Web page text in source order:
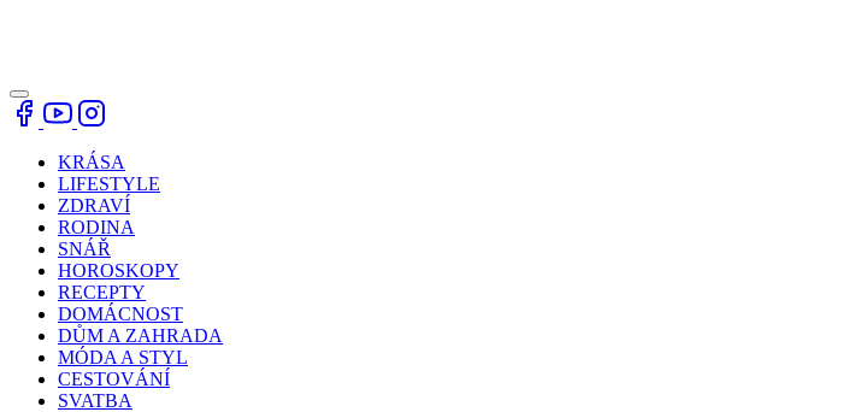
KRÁSA
LIFESTYLE
ZDRAVÍ
RODINA
SNÁŘ
HOROSKOPY
RECEPTY
DOMÁCNOST
DŮM A ZAHRADA
MÓDA A STYL
CESTOVÁNÍ
SVATBA